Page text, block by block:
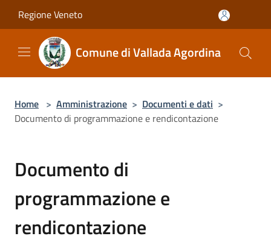
Regione Veneto
Comune di Vallada Agordina
Home > Amministrazione > Documenti e dati >
Documento di programmazione e rendicontazione
Documento di
programmazione e
rendicontazione